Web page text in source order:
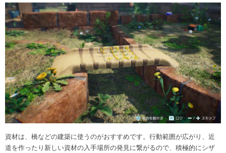
資材は、橋などの建築に使うのがおすすめです。行動範囲が広がり、近
道を作ったり新しい資材の入手場所の発見に繋がるので、積極的にシザ